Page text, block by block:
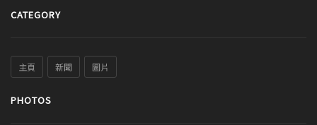
CATEGORY
主頁 新聞 圖片
PHOTOS